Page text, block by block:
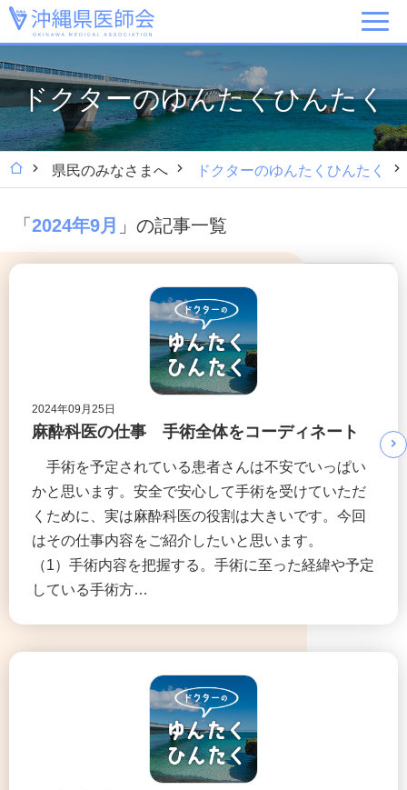
ドクターのゆんたくひんたく
県民のみなさまへ ドクターのゆんたくひんたく
「2024年9月 」の記事一覧
2024年09月25日
麻酔科医の仕事 手術全体をコーディネート
手術を予定されている患者さんは不安でいっぱい
かと思います。安全で安心して手術を受けていただ
くために、実は麻酔科医の役割は大きいです。今回
はその仕事内容をご紹介したいと思います。
（1）手術内容を把握する。手術に至った経緯や予定
している手術方…